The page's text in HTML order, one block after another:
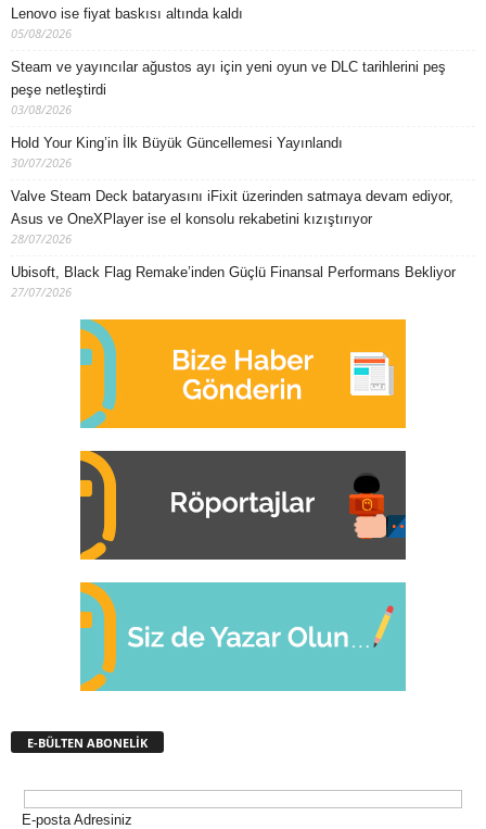
Lenovo ise fiyat baskısı altında kaldı
05/08/2026
Steam ve yayıncılar ağustos ayı için yeni oyun ve DLC tarihlerini peş
peşe netleştirdi
03/08/2026
Hold Your King’in İlk Büyük Güncellemesi Yayınlandı
30/07/2026
Valve Steam Deck bataryasını iFixit üzerinden satmaya devam ediyor,
Asus ve OneXPlayer ise el konsolu rekabetini kızıştırıyor
28/07/2026
Ubisoft, Black Flag Remake’inden Güçlü Finansal Performans Bekliyor
27/07/2026
E-BÜLTEN ABONELİK
E-posta Adresiniz